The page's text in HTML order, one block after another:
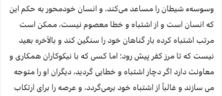
وسوسهء شيطان را مساعد می‌كند، و انسان خودمحور به حكم اين
كه انسان است و از اشتباه و خطا معصوم نيست، ممكن است
مرتب اشتباه كرده بار گناهان خود را سنگين كند و بالآخره بعيد
نيست كه تا مرز كفر پيش رود؛ اما كسی كه با نيكوكاران همكاری و
معاونت دارد اگر دچار اشتباه و خطايی گرديد، ديگران او را متوجه
می سازند و غالباً از اشتباه خود برمی‌گردد، و عرصه را برای ارتكاب